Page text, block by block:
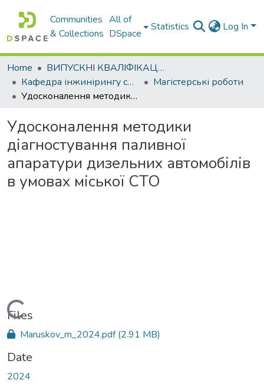
Communities
& Collections
All of
DSpace
Statistics Log In
Home
ВИПУСКНІ КВАЛІФІКАЦІЙНІ РОБОТИ
Кафедра інжинірингу систем автомобільного транспорту
Магістерські роботи
Удосконалення методики діагностування паливної апаратури дизельних автомобілів в умовах міської СТО
Удосконалення методики
діагностування паливної
апаратури дизельних автомобілів
в умовах міської СТО
Loading...
Files
Maruskov_m_2024.pdf(2.91 MB)
Date
2024